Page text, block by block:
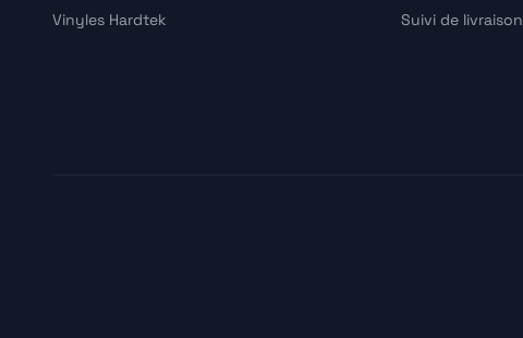
Vinyles Hardtek
Suivi de livraison